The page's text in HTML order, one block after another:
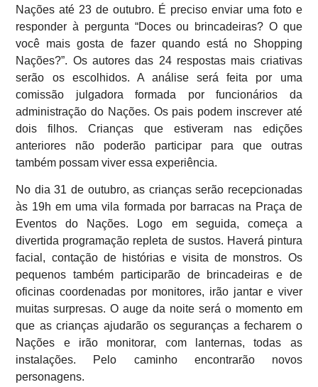
Nações até 23 de outubro. É preciso enviar uma foto e
responder à pergunta “Doces ou brincadeiras? O que
você mais gosta de fazer quando está no Shopping
Nações?”. Os autores das 24 respostas mais criativas
serão os escolhidos. A análise será feita por uma
comissão julgadora formada por funcionários da
administração do Nações. Os pais podem inscrever até
dois filhos. Crianças que estiveram nas edições
anteriores não poderão participar para que outras
também possam viver essa experiência.
No dia 31 de outubro, as crianças serão recepcionadas
às 19h em uma vila formada por barracas na Praça de
Eventos do Nações. Logo em seguida, começa a
divertida programação repleta de sustos. Haverá pintura
facial, contação de histórias e visita de monstros. Os
pequenos também participarão de brincadeiras e de
oficinas coordenadas por monitores, irão jantar e viver
muitas surpresas. O auge da noite será o momento em
que as crianças ajudarão os seguranças a fecharem o
Nações e irão monitorar, com lanternas, todas as
instalações. Pelo caminho encontrarão novos
personagens.